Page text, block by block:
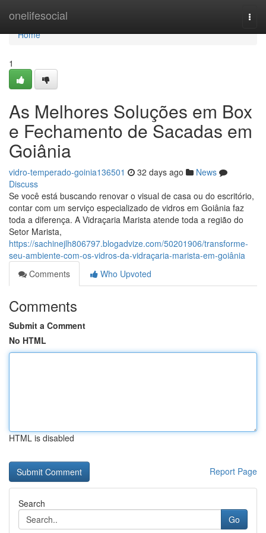
onelifesocial
Home
Home
1
As Melhores Soluções em Box
e Fechamento de Sacadas em
Goiânia
vidro-temperado-goinia136501 32 days ago
News
Discuss
Se você está buscando renovar o visual de casa ou do escritório,
contar com um serviço especializado de vidros em Goiânia faz
toda a diferença. A Vidraçaria Marista atende toda a região do
Setor Marista,
https://sachinejlh806797.blogadvize.com/50201906/transforme-
seu-ambiente-com-os-vidros-da-vidraçaria-marista-em-goiânia
Comments
Who Upvoted
Comments
Submit a Comment
No HTML
HTML is disabled
Report Page
Search
Go